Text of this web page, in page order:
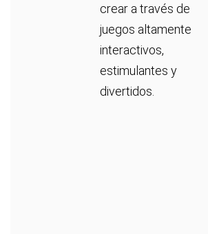
crear a través de
juegos altamente
interactivos,
estimulantes y
divertidos.